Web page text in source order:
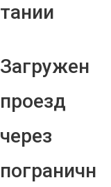
тании
Загружен
проезд
через
пограничн